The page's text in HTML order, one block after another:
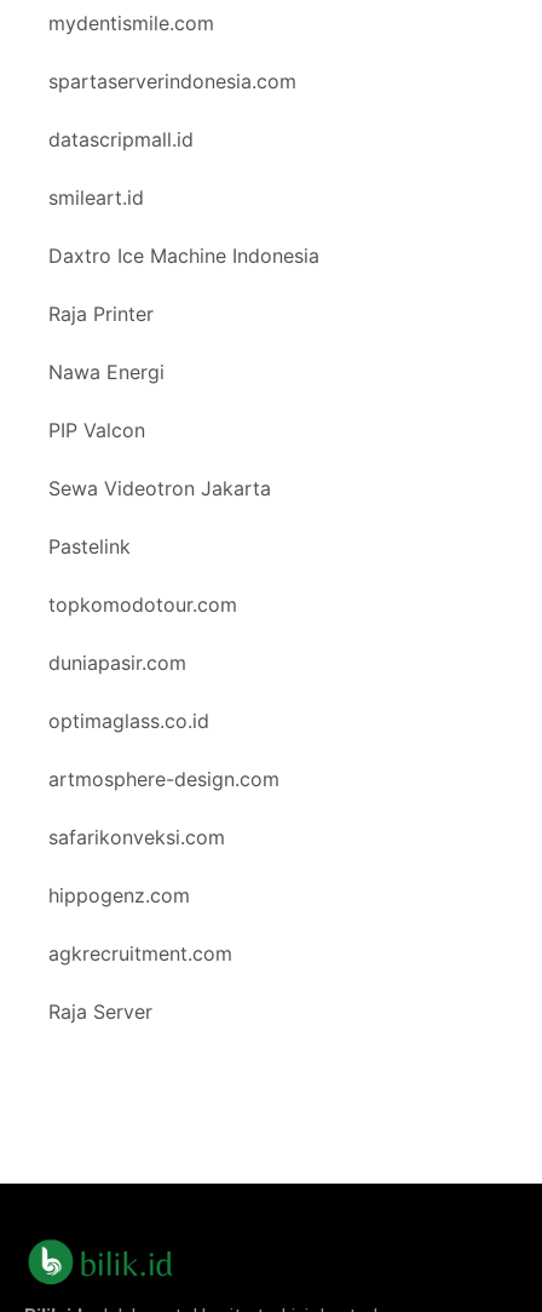
mydentismile.com
spartaserverindonesia.com
datascripmall.id
smileart.id
Daxtro Ice Machine Indonesia
Raja Printer
Nawa Energi
PIP Valcon
Sewa Videotron Jakarta
Pastelink
topkomodotour.com
duniapasir.com
optimaglass.co.id
artmosphere-design.com
safarikonveksi.com
hippogenz.com
agkrecruitment.com
Raja Server